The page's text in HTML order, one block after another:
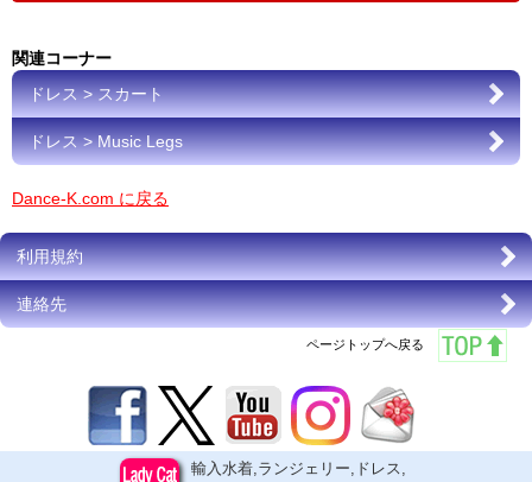
関連コーナー
ドレス > スカート
ドレス > Music Legs
Dance-K.com に戻る
利用規約
連絡先
ページトップへ戻る
輸入水着,ランジェリー,ドレス,